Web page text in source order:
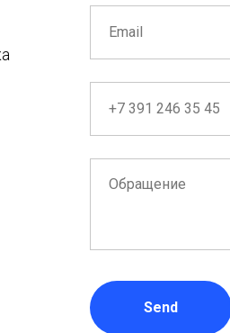
Send